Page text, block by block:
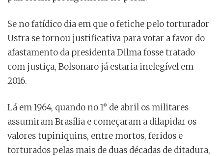
Se no fatídico dia em que o fetiche pelo torturador
Ustra se tornou justificativa para votar a favor do
afastamento da presidenta Dilma fosse tratado
com justiça, Bolsonaro já estaria inelegível em
2016.
Lá em 1964, quando no 1° de abril os militares
assumiram Brasília e começaram a dilapidar os
valores tupiniquins, entre mortos, feridos e
torturados pelas mais de duas décadas de ditadura,